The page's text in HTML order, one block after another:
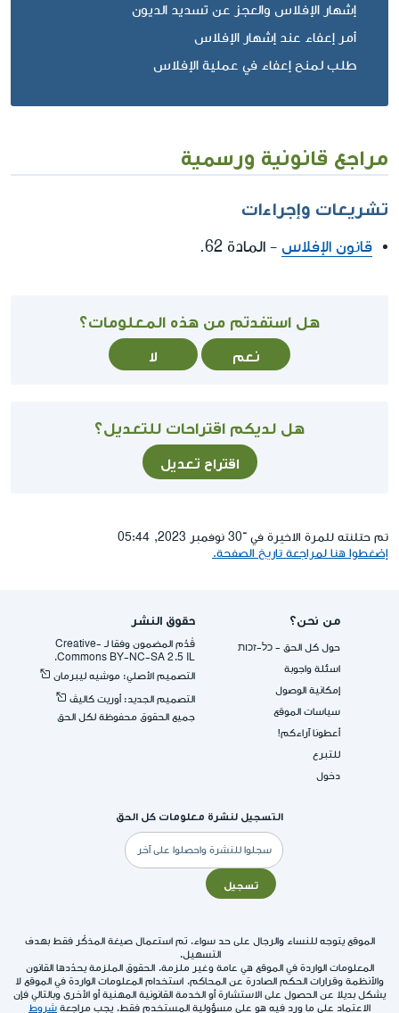
إشهار الإفلاس والعجز عن تسديد الديون
أمر إعفاء عند إشهار الإفلاس
طلب لمنح إعفاء في عملية الإفلاس
مراجع قانونية ورسمية
تشريعات وإجراءات
قانون الإفلاس - المادة 62.
هل استفدتم من هذه المعلومات؟
نعم لا
هل لديكم اقتراحات للتعديل؟
اقتراح تعديل
تم حتلنته للمرة الاخيرة في ־30 نوفمبر 2023, 05:44
إضغطوا هنا لمراجعة تاريخ الصفحة.
من نحن؟
حول كل الحق - כל-זכות
اسئلة واجوبة
إمكانية الوصول
سياسات الموقع
أعطونا آراءكم!
للتبرع
دخول
حقوق النشر
قُدِّم المضمون وفقا لـ -Creative
Commons BY-NC-SA 2.5 IL.
التصميم الأصلي: موشيه ليبرمان
التصميم الجديد: أوريت كاليڤ
جميع الحقوق محفوظة لكل الحق
التسجيل لنشرة معلومات كل الحق
البريد
الإلكتروني
تسجيل
الموقع يتوجه للنساء والرجال على حد سواء. تم استعمال صيغة المذكّر فقط بهدف
التسهيل.
المعلومات الواردة في الموقع هي عامة وغير ملزمة. الحقوق الملزمة يحدّدها القانون
والأنظمة وقرارات الحكم الصادرة عن المحاكم. استخدام المعلومات الواردة في الموقع لا
يشكل بديلا عن الحصول على الاستشارة أو الخدمة القانونية المهنية أو الأخرى وبالتالي فإن
الاعتماد على ما ورد فيه هو على مسؤولية المستخدم فقط. يجب مراجعة شروط